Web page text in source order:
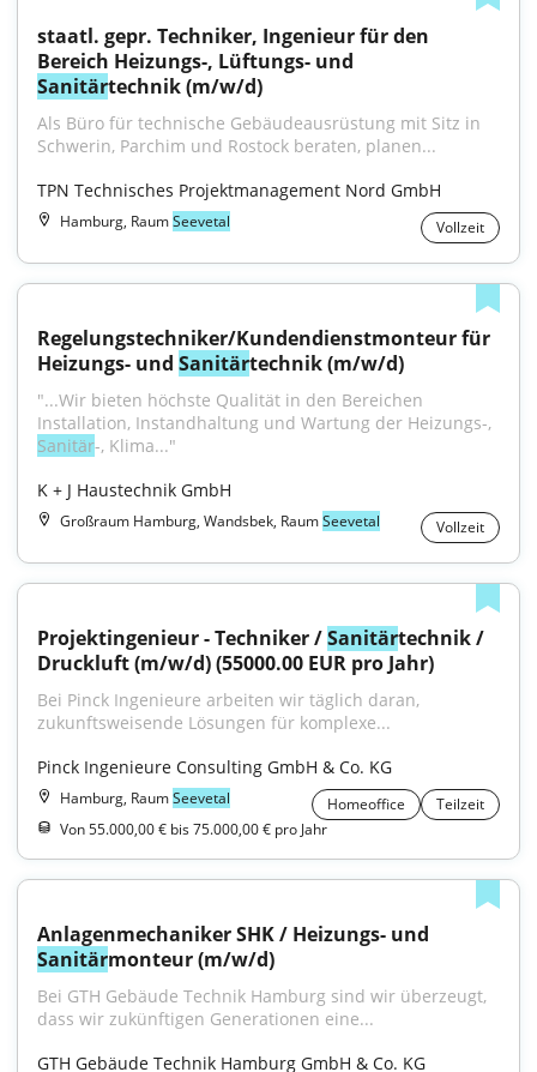
staatl. gepr. Techniker, Ingenieur für den
Sanitärtechnik (m/w/d)
Als Büro für technische Gebäudeausrüstung mit Sitz in
Schwerin, Parchim und Rostock beraten, planen...
TPN Technisches Projektmanagement Nord GmbH
Hamburg, RaumSeevetal Vollzeit
Regelungstechniker/Kundendienstmonteur für
Heizungs- und Sanitärtechnik (m/w/d)
"...Wir bieten höchste Qualität in den Bereichen
Sanitär-, Klima..."
K + J Haustechnik GmbH
Großraum Hamburg, Wandsbek, RaumSeevetal Vollzeit
Projektingenieur - Techniker / Sanitärtechnik /
Druckluft (m/w/d) (55000.00 EUR pro Jahr)
Bei Pinck Ingenieure arbeiten wir täglich daran,
zukunftsweisende Lösungen für komplexe...
Pinck Ingenieure Consulting GmbH & Co. KG
Hamburg, RaumSeevetal Homeoffice
Teilzeit
Von 55.000,00 € bis 75.000,00 € pro Jahr
Sanitärmonteur (m/w/d)
Bei GTH Gebäude Technik Hamburg sind wir überzeugt,
dass wir zukünftigen Generationen eine...
GTH Gebäude Technik Hamburg GmbH & Co. KG